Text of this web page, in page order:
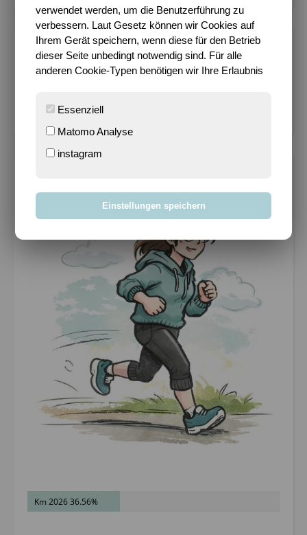
EURE FAVORITEN
Wie entsteht der (fü...- 167.359 views
Es wird endlich Somm...
Km 2026 36.56%
verwendet werden, um die Benutzerführung zu
verbessern. Laut Gesetz können wir Cookies auf
Ihrem Gerät speichern, wenn diese für den Betrieb
dieser Seite unbedingt notwendig sind. Für alle
anderen Cookie-Typen benötigen wir Ihre Erlaubnis
Essenziell
Matomo Analyse
instagram
Einstellungen speichern